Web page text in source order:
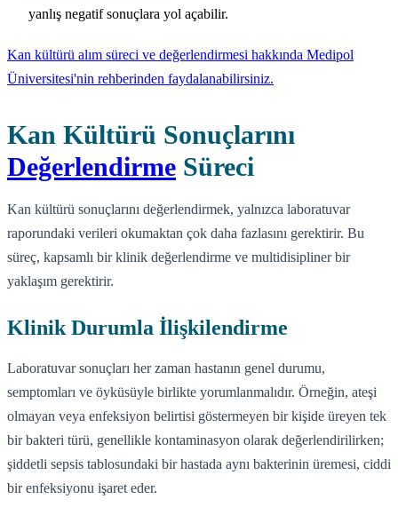
yanlış negatif sonuçlara yol açabilir.
Kan kültürü alım süreci ve değerlendirmesi hakkında Medipol
Üniversitesi'nin rehberinden faydalanabilirsiniz.
Kan Kültürü Sonuçlarını
Değerlendirme Süreci
Kan kültürü sonuçlarını değerlendirmek, yalnızca laboratuvar
raporundaki verileri okumaktan çok daha fazlasını gerektirir. Bu
süreç, kapsamlı bir klinik değerlendirme ve multidisipliner bir
yaklaşım gerektirir.
Klinik Durumla İlişkilendirme
Laboratuvar sonuçları her zaman hastanın genel durumu,
semptomları ve öyküsüyle birlikte yorumlanmalıdır. Örneğin, ateşi
olmayan veya enfeksiyon belirtisi göstermeyen bir kişide üreyen tek
bir bakteri türü, genellikle kontaminasyon olarak değerlendirilirken;
şiddetli sepsis tablosundaki bir hastada aynı bakterinin üremesi, ciddi
bir enfeksiyonu işaret eder.